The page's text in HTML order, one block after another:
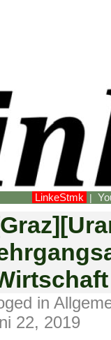
LinkeStmk |
in
22, 2019